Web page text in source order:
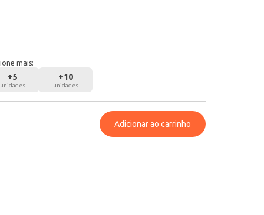
mais:
+5
unidades
+10
unidades
Adicionar ao carrinho